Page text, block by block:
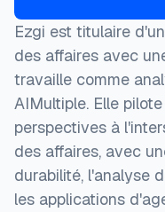
Ezgi est titulaire
des affaires avec
travaille comme
AIMultiple. Elle
perspectives à
des affaires, avec
durabilité, l'analyse
les applications